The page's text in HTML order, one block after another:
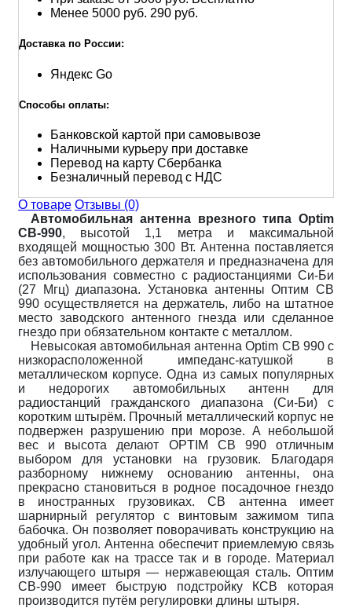
Менее 5000 руб. 290 руб.
Доставка по России:
Яндекс Go
Способы оплаты:
Банковской картой при самовывозе
Наличными курьеру при доставке
Перевод на карту Сбербанка
Безналичный перевод с НДС
О товаре Отзывы (0)
Автомобильная антенна врезного типа Optim
CB-990, высотой 1,1 метра и максимальной
входящей мощностью 300 Вт. Антенна поставляется
без автомобильного держателя и предназначена для
использования совместно с радиостанциями Си-Би
(27 Мгц) диапазона. Установка антенны Оптим CB
990 осуществляется на держатель, либо на штатное
место заводского антенного гнезда или сделанное
гнездо при обязательном контакте с металлом.
Невысокая автомобильная антенна Optim CB 990 с
низкорасположенной импеданс-катушкой в
металлическом корпусе. Одна из самых популярных
и недорогих автомобильных антенн для
радиостанций гражданского диапазона (Си-Би) с
коротким штырём. Прочный металлический корпус не
подвержен разрушению при морозе. А небольшой
вес и высота делают OPTIM CB 990 отличным
выбором для установки на грузовик. Благодаря
разборному нижнему основанию антенны, она
прекрасно становиться в родное посадочное гнездо
в иностранных грузовиках. CB антенна имеет
шарнирный регулятор с винтовым зажимом типа
бабочка. Он позволяет поворачивать конструкцию на
удобный угол. Антенна обеспечит приемлемую связь
при работе как на трассе так и в городе. Материал
излучающего штыря — нержавеющая сталь. Оптим
CB-990 имеет быструю подстройку КСВ которая
производится путём регулировки длины штыря.